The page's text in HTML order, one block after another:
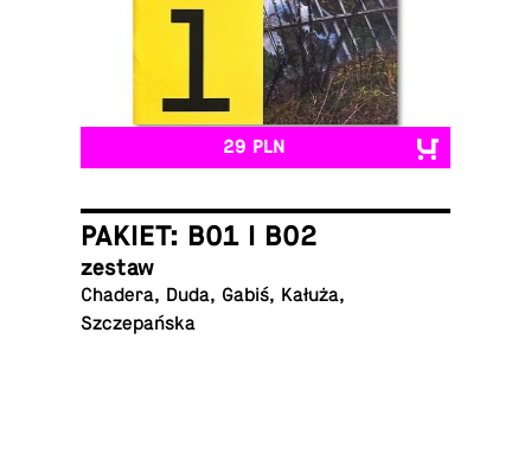
29 PLN
PAKIET: B01 I B02
zestaw
Chadera, Duda, Gabiś, Kałuża,
Szczepańska